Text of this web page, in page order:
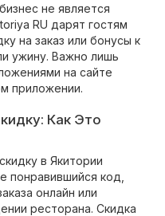
не является
RU дарят гостям
на заказ или бонусы к
ужину. Важно лишь
на сайте
приложении.
Как Это
в Якитории
понравившийся код,
онлайн или
ресторана. Скидка